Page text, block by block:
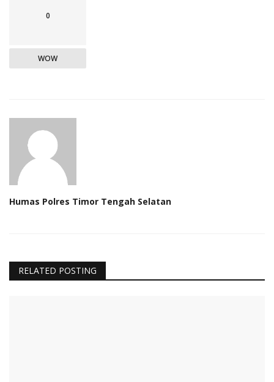
0
WOW
Humas Polres Timor Tengah Selatan
RELATED POSTING